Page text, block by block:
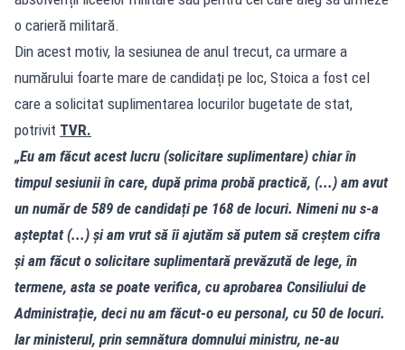
o carieră militară.
Din acest motiv, la sesiunea de anul trecut, ca urmare a
numărului foarte mare de candidați pe loc, Stoica a fost cel
care a solicitat suplimentarea locurilor bugetate de stat,
potrivit TVR.
„Eu am făcut acest lucru (solicitare suplimentare) chiar în
timpul sesiunii în care, după prima probă practică, (...) am avut
un număr de 589 de candidați pe 168 de locuri. Nimeni nu s-a
așteptat (...) și am vrut să îi ajutăm să putem să creștem cifra
și am făcut o solicitare suplimentară prevăzută de lege, în
termene, asta se poate verifica, cu aprobarea Consiliului de
Administrație, deci nu am făcut-o eu personal, cu 50 de locuri.
Iar ministerul, prin semnătura domnului ministru, ne-au